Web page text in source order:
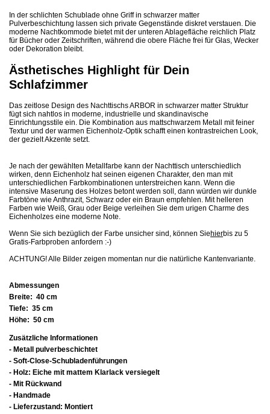
In der schlichten Schublade ohne Griff in schwarzer matter
Pulverbeschichtung lassen sich private Gegenstände diskret verstauen. Die
moderne Nachtkommode bietet mit der unteren Ablagefläche reichlich Platz
für Bücher oder Zeitschriften, während die obere Fläche frei für Glas, Wecker
oder Dekoration bleibt.
Ästhetisches Highlight für Dein
Schlafzimmer
Das zeitlose Design des Nachttischs ARBOR in schwarzer matter Struktur
fügt sich nahtlos in moderne, industrielle und skandinavische
Einrichtungsstile ein. Die Kombination aus mattschwarzem Metall mit feiner
Textur und der warmen Eichenholz-Optik schafft einen kontrastreichen Look,
der gezielt Akzente setzt.
Je nach der gewählten Metallfarbe kann der Nachttisch unterschiedlich
wirken, denn Eichenholz hat seinen eigenen Charakter, den man mit
unterschiedlichen Farbkombinationen unterstreichen kann. Wenn die
intensive Maserung des Holzes betont werden soll, dann würden wir dunkle
Farbtöne wie Anthrazit, Schwarz oder ein Braun empfehlen. Mit helleren
Farben wie Weiß, Grau oder Beige verleihen Sie dem urigen Charme des
Eichenholzes eine moderne Note.
Wenn Sie sich bezüglich der Farbe unsicher sind, können Siehierbis zu 5
Gratis-Farbproben anfordern :-)
ACHTUNG! Alle Bilder zeigen momentan nur die natürliche Kantenvariante.
Abmessungen
Breite: 40 cm
Tiefe: 35 cm
Höhe: 50 cm
Zusätzliche Informationen
- Metall pulverbeschichtet
- Soft-Close-Schubladenführungen
- Holz: Eiche mit mattem Klarlack versiegelt
- Mit Rückwand
- Handmade
- Lieferzustand: Montiert